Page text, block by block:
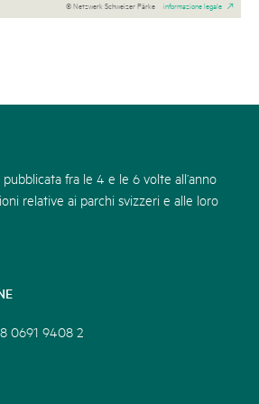
© Netzwerk Schweizer Pärke informazione legale
fra le 4 e le 6 volte all’anno
relative ai parchi svizzeri e alle loro
0691 9408 2